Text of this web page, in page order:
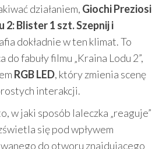
działaniem, Giochi Preziosi
2: Blister 1 szt. Szepnij i
dokładnie w ten klimat. To
do fabuły filmu „Kraina Lodu 2”,
RGB LED, który zmienia scenę
interakcji.
w jaki sposób laleczka „reaguje”
się pod wpływem
do otworu znajdującego